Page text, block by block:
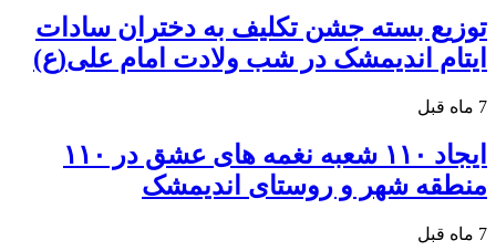
توزیع بسته جشن تکلیف به دختران سادات
ایتام اندیمشک در شب ولادت امام علی(ع)
7 ماه قبل
ایجاد ۱۱۰ شعبه نغمه های عشق در ۱۱۰
منطقه شهر و روستای اندیمشک
7 ماه قبل